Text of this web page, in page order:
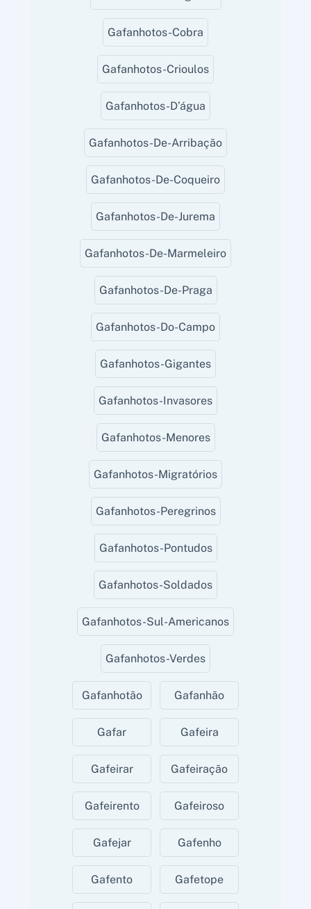
Gafanhotos-Cobra
Gafanhotos-Crioulos
Gafanhotos-D’água
Gafanhotos-De-Arribação
Gafanhotos-De-Coqueiro
Gafanhotos-De-Jurema
Gafanhotos-De-Marmeleiro
Gafanhotos-De-Praga
Gafanhotos-Do-Campo
Gafanhotos-Gigantes
Gafanhotos-Invasores
Gafanhotos-Menores
Gafanhotos-Migratórios
Gafanhotos-Peregrinos
Gafanhotos-Pontudos
Gafanhotos-Soldados
Gafanhotos-Sul-Americanos
Gafanhotos-Verdes
Gafanhotão Gafanhão
Gafar Gafeira
Gafeirar Gafeiração
Gafeirento Gafeiroso
Gafejar Gafenho
Gafento Gafetope